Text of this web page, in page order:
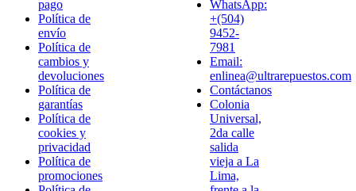
pago
Política de
envío
Política de
cambios y
devoluciones
Política de
garantías
Política de
cookies y
privacidad
Política de
promociones
WhatsApp:
+(504)
9452-
7981
Email:
enlinea@ultrarepuestos.com
Contáctanos
Colonia
Universal,
2da calle
salida
vieja a La
Lima,